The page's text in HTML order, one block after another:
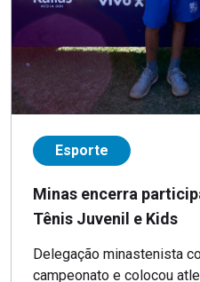
Esporte
Minas encerra
Tênis Juvenil e Kids
Delegação minastenista
campeonato e colocou